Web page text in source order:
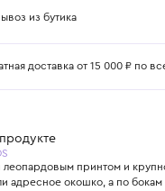
из бутика
доставка от 15 000 ₽ по
леопардовым принтом и
адресное окошко, а по